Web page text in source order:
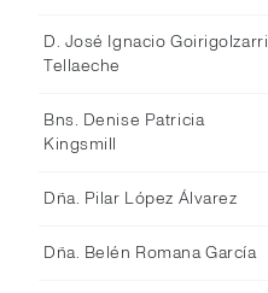
D. José Ignacio Goirigolzarri
Tellaeche
Bns. Denise Patricia
Kingsmill
Dña. Pilar López Álvarez
Dña. Belén Romana García